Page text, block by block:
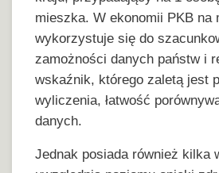
mieszka. W ekonomii PKB na
wykorzystuje się do
zamożności danych państw i
wskaźnik, którego zaletą jest
wyliczenia, łatwość
danych.
Jednak posiada również kilka